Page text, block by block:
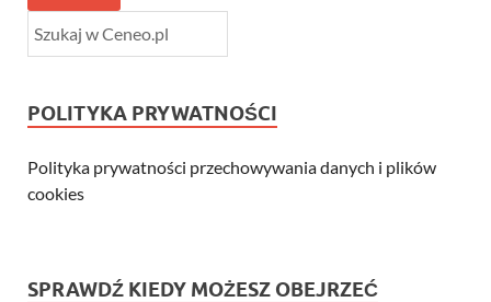
POLITYKA PRYWATNOŚCI
Polityka prywatności przechowywania danych i plików
cookies
SPRAWDŹ KIEDY MOŻESZ OBEJRZEĆ